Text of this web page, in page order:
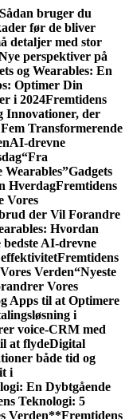
bruger du
før de bliver
detaljer med stor
perspektiver på
og Wearables: En
Optimer Din
i 2024Fremtidens
Innovationer, der
Transformerende
AI-drevne
“Fra
Wearables”Gadgets
HverdagFremtidens
Vores
der Vil Forandre
Hvordan
bedste AI-drevne
Fremtidens
Verden“Nyeste
Vores
Apps til at Optimere
i
voice-CRM med
at flydeDigital
både tid og
i
En Dybtgående
Teknologi: 5
Verden**Fremtidens